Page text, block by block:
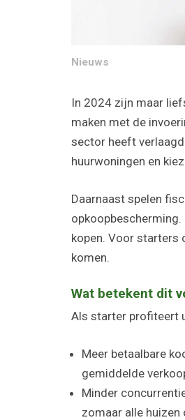
Nieuws
In 2024 zijn maar
maken met de
sector heeft
huurwoningen en
Daarnaast spelen
kopen. Voor starters
komen.
Wat betekent dit
Als starter profiteert
Meer betaalbare
gemiddelde
Minder
zomaar alle huizen